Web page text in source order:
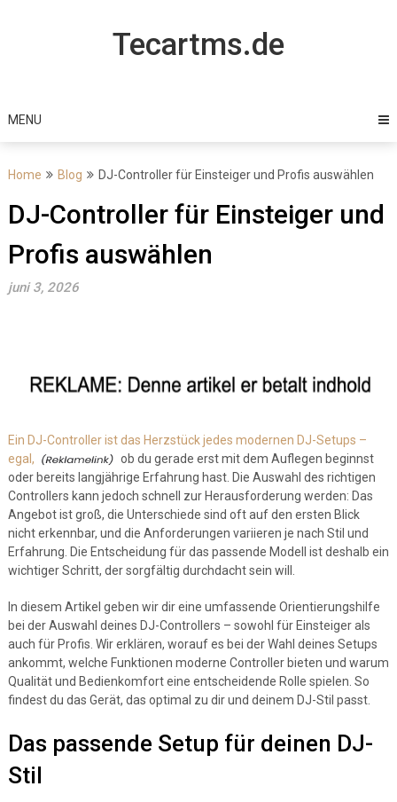
Tecartms.de
MENU
Home Blog DJ-Controller für Einsteiger und Profis auswählen
DJ-Controller für Einsteiger und
Profis auswählen
juni 3, 2026
Ein DJ-Controller ist das Herzstück jedes modernen DJ-Setups –
egal,
ob du gerade erst mit dem Auflegen beginnst
oder bereits langjährige Erfahrung hast. Die Auswahl des richtigen
Controllers kann jedoch schnell zur Herausforderung werden: Das
Angebot ist groß, die Unterschiede sind oft auf den ersten Blick
nicht erkennbar, und die Anforderungen variieren je nach Stil und
Erfahrung. Die Entscheidung für das passende Modell ist deshalb ein
wichtiger Schritt, der sorgfältig durchdacht sein will.
In diesem Artikel geben wir dir eine umfassende Orientierungshilfe
bei der Auswahl deines DJ-Controllers – sowohl für Einsteiger als
auch für Profis. Wir erklären, worauf es bei der Wahl deines Setups
ankommt, welche Funktionen moderne Controller bieten und warum
Qualität und Bedienkomfort eine entscheidende Rolle spielen. So
findest du das Gerät, das optimal zu dir und deinem DJ-Stil passt.
Das passende Setup für deinen DJ-
Stil